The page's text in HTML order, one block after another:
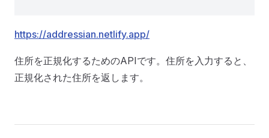
https://addressian.netlify.app/
住所を正規化するためのAPIです。住所を入力すると、
正規化された住所を返します。